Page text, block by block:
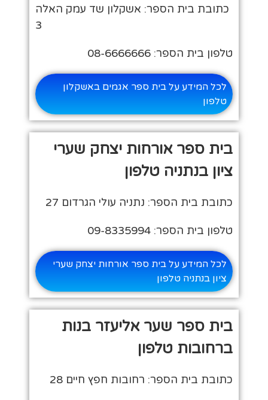
כתובת בית הספר: אשקלון שד עמק האלה
3
טלפון בית הספר: 08-6666666
לכל המידע על בית ספר אגמים באשקלון
טלפון
בית ספר אורחות יצחק שערי
ציון בנתניה טלפון
כתובת בית הספר: נתניה עולי הגרדום 27
טלפון בית הספר: 09-8335994
לכל המידע על בית ספר אורחות יצחק שערי
ציון בנתניה טלפון
בית ספר שער אליעזר בנות
ברחובות טלפון
כתובת בית הספר: רחובות חפץ חיים 28